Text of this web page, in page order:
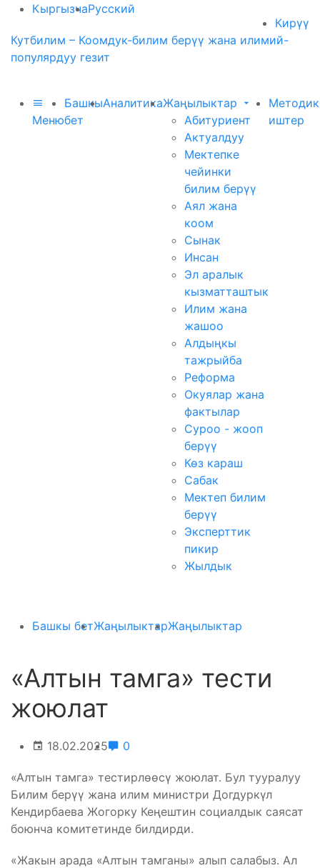
КыргызчаРусский
Кирүү
Кутбилим – Коомдук-билим берүү жана илимий-
популярдуу гезит
Меню
Башкы
бет
АналитикаЖаңылыктар
Абитуриент
Актуалдуу
Мектепке
чейинки
билим берүү
Аял жана
коом
Сынак
Инсан
Эл аралык
кызматташтык
Илим жана
жашоо
Алдыңкы
тажрыйба
Реформа
Окуялар жана
фактылар
Суроо - жооп
берүү
Көз караш
Сабак
Мектеп билим
берүү
Эксперттик
пикир
Жылдык
иштер
Башкы бетЖаңылыктарЖаңылыктар
«Алтын тамга» тести
жоюлат
18.02.2025 0
«Алтын тамга» тестирлөөсү жоюлат. Бул тууралуу
Билим берүү жана илим министри Догдуркүл
Кендирбаева Жогорку Кеңештин социалдык саясат
боюнча комитетинде билдирди.
«Жакын арада «Алтын тамганы» алып салабыз. Ал